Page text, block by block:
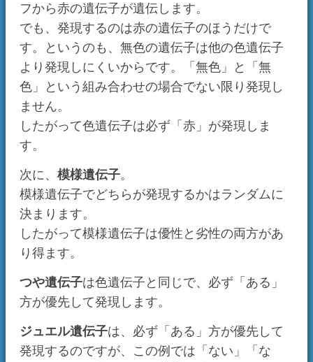
赤ハーフと初代ピュアチャオ、それぞれの持つ
遺伝子を考えてみましょう。
赤ハーフは、色遺伝子赤、模様あり。でもそれ
だけではなくて、ピュアチャオとの繁殖で生ま
れてきたわけですから、色遺伝子無色と模様無
しの遺伝子も隠し持っています。
表にまとめると、こうなります。
赤ハーフ ピュア
模様 あり なし
あり
色
様なしが生まれる確率です。
模様なしが遺伝する確率は、1/2ですが、発現す
る確率はその1/2、つまり1/4です。
無色は劣性になりやすいので、両親共に遺伝し
ないと発現しません。したがって確率は1/2で
す。
1/2 × 1/4 = 1/8
答えは合っていましたか？